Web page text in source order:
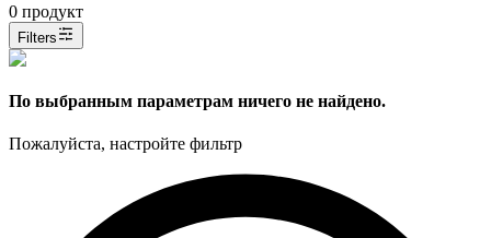
0 продукт
Filters
По выбранным параметрам ничего не найдено.
Пожалуйста, настройте фильтр